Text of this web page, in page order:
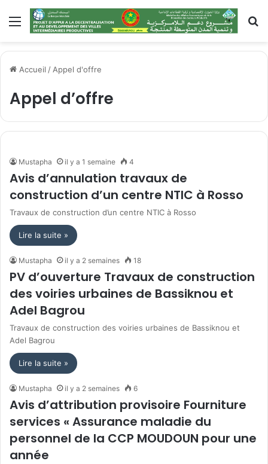
Menu
Accueil / Appel d'offre
Appel d’offre
Mustapha il y a 1 semaine 4
Avis d’annulation travaux de
construction d’un centre NTIC à Rosso
Travaux de construction d’un centre NTIC à Rosso
Lire la suite »
Mustapha il y a 2 semaines 18
PV d’ouverture Travaux de construction
des voiries urbaines de Bassiknou et
Adel Bagrou
Travaux de construction des voiries urbaines de Bassiknou et
Adel Bagrou
Lire la suite »
Mustapha il y a 2 semaines 6
Avis d’attribution provisoire Fourniture
services « Assurance maladie du
personnel de la CCP MOUDOUN pour une
année